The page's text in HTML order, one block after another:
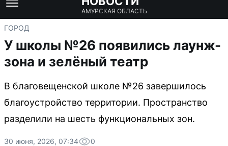
АМУРСКАЯ ОБЛАСТЬ
ГОРОД
У школы №26 появились лаунж-
зона и зелёный театр
В благовещенской школе №26 завершилось
благоустройство территории. Пространство
разделили на шесть функциональных зон.
30 июня, 2026, 07:34 0